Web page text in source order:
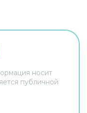
носит
публичной